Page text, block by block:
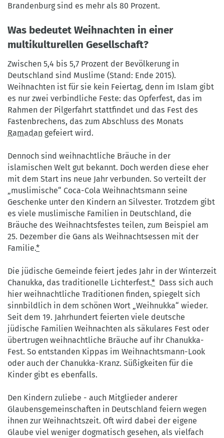
Brandenburg sind es mehr als 80 Prozent.
Was bedeutet Weihnachten in einer
multikulturellen Gesellschaft?
Zwischen 5,4 bis 5,7 Prozent der Bevölkerung in
Deutschland sind Muslime (Stand: Ende 2015).
Weihnachten ist für sie kein Feiertag, denn im Islam gibt
es nur zwei verbindliche Feste: das Opferfest, das im
Rahmen der Pilgerfahrt stattfindet und das Fest des
Fastenbrechens, das zum Abschluss des Monats
Ramadan gefeiert wird.
Dennoch sind weihnachtliche Bräuche in der
islamischen Welt gut bekannt. Doch werden diese eher
mit dem Start ins neue Jahr verbunden. So verteilt der
„muslimische“ Coca-Cola Weihnachtsmann seine
Geschenke unter den Kindern an Silvester. Trotzdem gibt
es viele muslimische Familien in Deutschland, die
Bräuche des Weihnachtsfestes teilen, zum Beispiel am
25. Dezember die Gans als Weihnachtsessen mit der
Familie.*
Die jüdische Gemeinde feiert jedes Jahr in der Winterzeit
Chanukka, das traditionelle Lichterfest.* Dass sich auch
hier weihnachtliche Traditionen finden, spiegelt sich
sinnbildlich in dem schönen Wort „Weihnukka“ wieder.
Seit dem 19. Jahrhundert feierten viele deutsche
jüdische Familien Weihnachten als säkulares Fest oder
übertrugen weihnachtliche Bräuche auf ihr Chanukka-
Fest. So entstanden Kippas im Weihnachtsmann-Look
oder auch der Chanukka-Kranz. Süßigkeiten für die
Kinder gibt es ebenfalls.
Den Kindern zuliebe - auch Mitglieder anderer
Glaubensgemeinschaften in Deutschland feiern wegen
ihnen zur Weihnachtszeit. Oft wird dabei der eigene
Glaube viel weniger dogmatisch gesehen, als vielfach